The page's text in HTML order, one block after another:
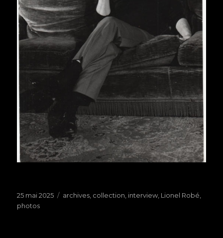
Publié
le
25 mai 2025 Étiquettes
archives collection interview, Lionel Robé
photos